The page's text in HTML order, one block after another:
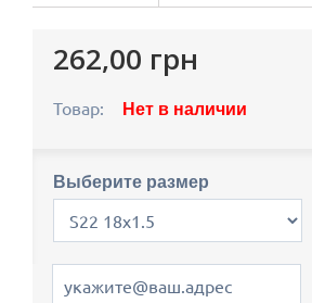
262,00 грн
Товар: Нет в наличии
Выберите размер